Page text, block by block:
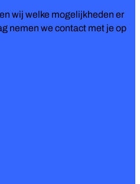
wij welke mogelijkheden er
nemen we contact met je op